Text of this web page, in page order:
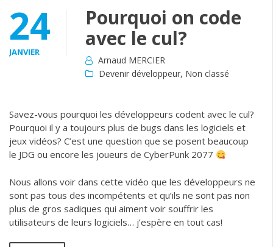
24
JANVIER
Pourquoi on code
avec le cul?
Arnaud MERCIER
Devenir développeur, Non classé
Savez-vous pourquoi les développeurs codent avec le cul?
Pourquoi il y a toujours plus de bugs dans les logiciels et
jeux vidéos? C’est une question que se posent beaucoup
le JDG ou encore les joueurs de CyberPunk 2077
Nous allons voir dans cette vidéo que les développeurs ne
sont pas tous des incompétents et qu’ils ne sont pas non
plus de gros sadiques qui aiment voir souffrir les
utilisateurs de leurs logiciels… j’espère en tout cas!